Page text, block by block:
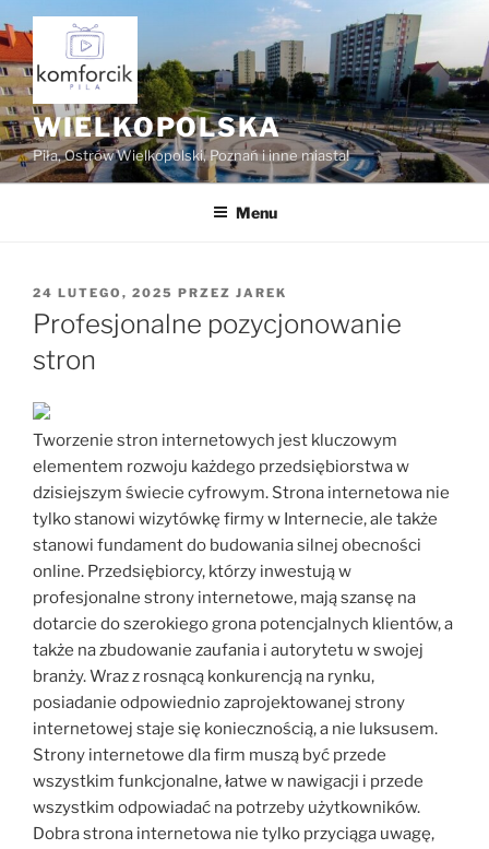
Przejdź
do
treści
WIELKOPOLSKA
Piła, Ostrów Wielkopolski, Poznań i inne miasta!
Menu
OPUBLIKOWANE
W
24 LUTEGO, 2025 PRZEZ JAREK
Profesjonalne pozycjonowanie
stron
Tworzenie stron internetowych jest kluczowym
elementem rozwoju każdego przedsiębiorstwa w
dzisiejszym świecie cyfrowym. Strona internetowa nie
tylko stanowi wizytówkę firmy w Internecie, ale także
stanowi fundament do budowania silnej obecności
online. Przedsiębiorcy, którzy inwestują w
profesjonalne strony internetowe, mają szansę na
dotarcie do szerokiego grona potencjalnych klientów, a
także na zbudowanie zaufania i autorytetu w swojej
branży. Wraz z rosnącą konkurencją na rynku,
posiadanie odpowiednio zaprojektowanej strony
internetowej staje się koniecznością, a nie luksusem.
Strony internetowe dla firm muszą być przede
wszystkim funkcjonalne, łatwe w nawigacji i przede
wszystkim odpowiadać na potrzeby użytkowników.
Dobra strona internetowa nie tylko przyciąga uwagę,